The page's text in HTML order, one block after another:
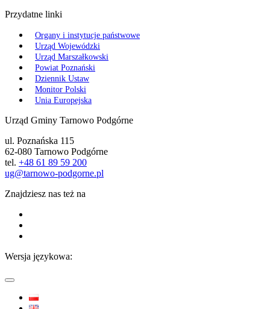
Przydatne linki
Organy i instytucje państwowe
Urząd Wojewódzki
Urząd Marszałkowski
Powiat Poznański
Dziennik Ustaw
Monitor Polski
Unia Europejska
Urząd Gminy Tarnowo Podgórne
ul. Poznańska 115
62-080 Tarnowo Podgórne
tel. +48 61 89 59 200
ug@tarnowo-podgorne.pl
Znajdziesz nas też na
Wersja językowa: